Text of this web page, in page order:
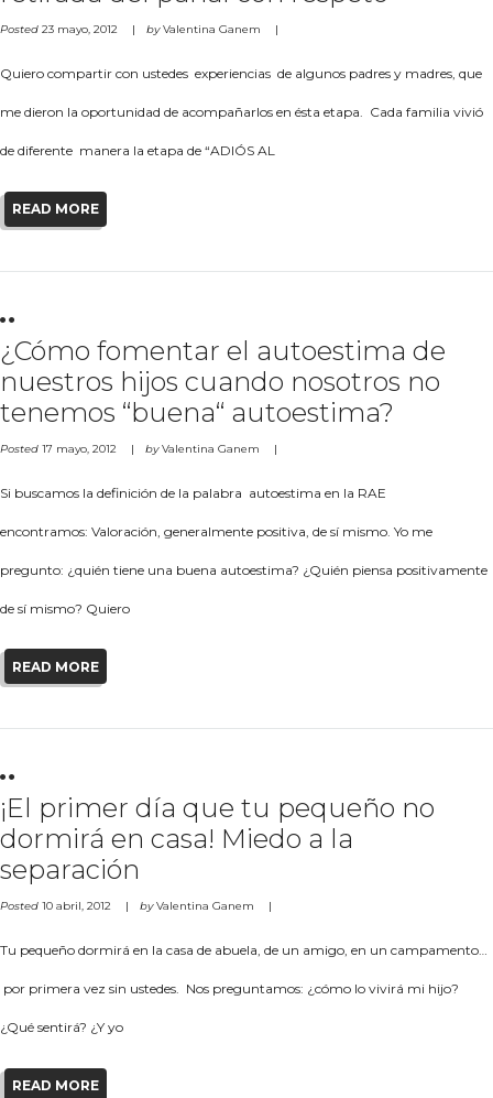
Posted 23 mayo, 2012 byValentina Ganem
Quiero compartir con ustedes experiencias de algunos padres y madres, que
me dieron la oportunidad de acompañarlos en ésta etapa. Cada familia vivió
de diferente manera la etapa de “ADIÓS AL
READ MORE
¿Cómo fomentar el autoestima de
nuestros hijos cuando nosotros no
tenemos “buena“ autoestima?
Posted 17 mayo, 2012 byValentina Ganem
Si buscamos la definición de la palabra autoestima en la RAE
encontramos: Valoración, generalmente positiva, de sí mismo. Yo me
pregunto: ¿quién tiene una buena autoestima? ¿Quién piensa positivamente
de sí mismo? Quiero
READ MORE
¡El primer día que tu pequeño no
dormirá en casa! Miedo a la
separación
Posted 10 abril, 2012 byValentina Ganem
Tu pequeño dormirá en la casa de abuela, de un amigo, en un campamento…
por primera vez sin ustedes. Nos preguntamos: ¿cómo lo vivirá mi hijo?
¿Qué sentirá? ¿Y yo
READ MORE